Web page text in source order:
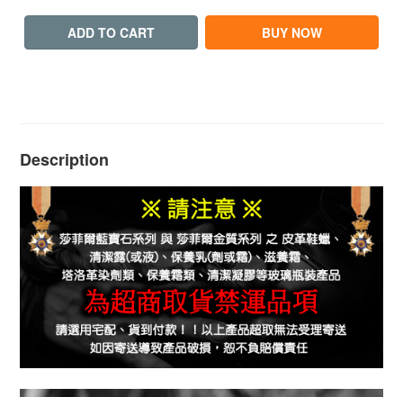
ADD TO CART BUY NOW
Description